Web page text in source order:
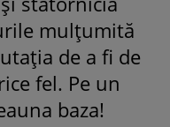
mulțumită
de a fi de
fel. Pe un
baza!